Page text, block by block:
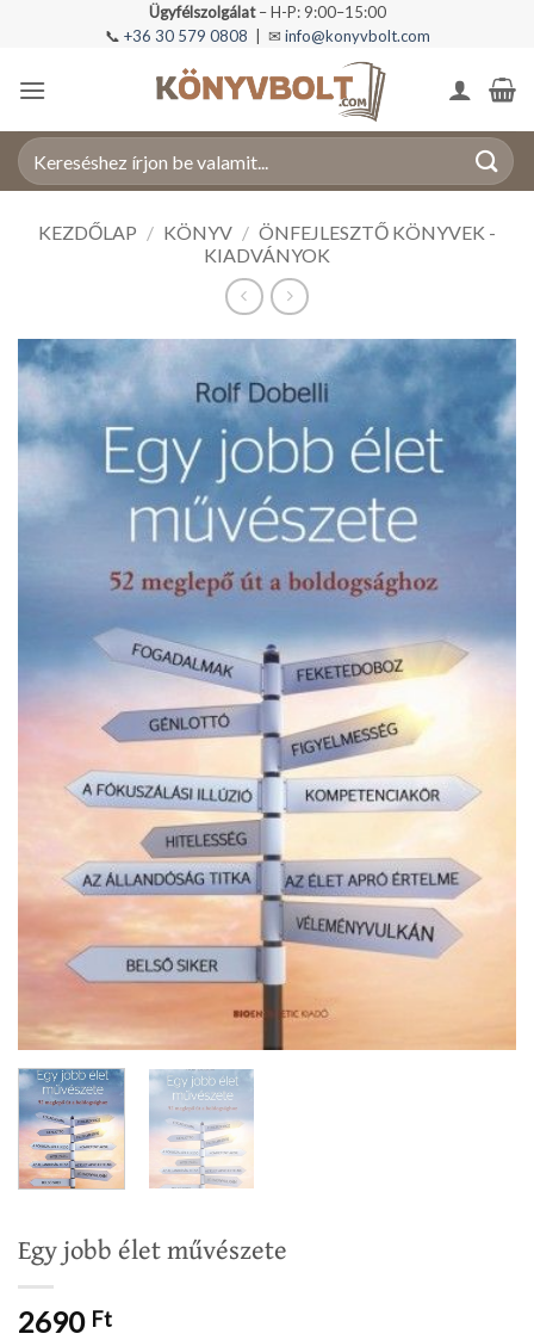
Ügyfélszolgálat– H-P: 9:00–15:00
📞 +36 30 579 0808 | ✉ info@konyvbolt.com
Keresés
a
KEZDŐLAP / KÖNYV / ÖNFEJLESZTŐ KÖNYVEK -
KIADVÁNYOK
Egy jobb élet művészete
2690 Ft